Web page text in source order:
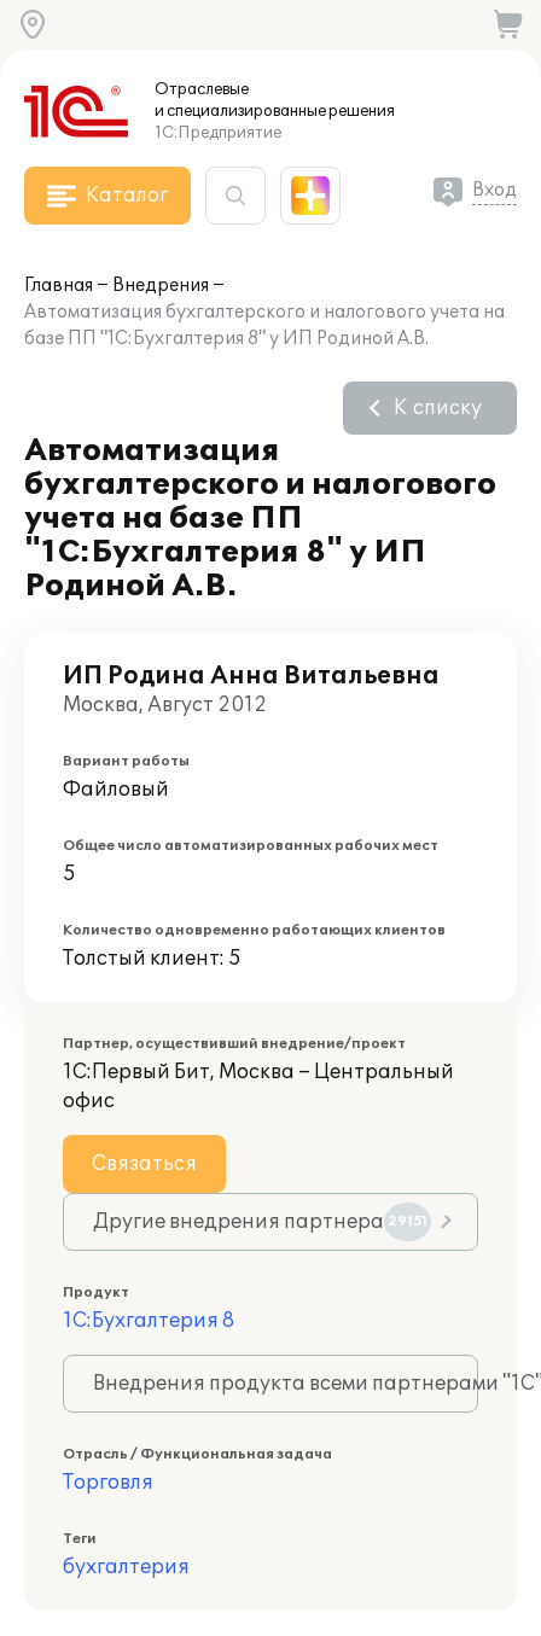
Отраслевые
и специализированныерешения
1С:Предприятие
Каталог Вход
Главная
Внедрения
Автоматизация бухгалтерского и налогового учета на
базе ПП "1С:Бухгалтерия 8" у ИП Родиной А.В.
Автоматизация
бухгалтерского и налогового
учета на базе ПП
"1С:Бухгалтерия 8" у ИП
Родиной А.В.
К списку
ИП Родина Анна Витальевна
Москва, Август 2012
Вариант работы
Файловый
Общее число автоматизированных рабочих мест
5
Количество одновременно работающих клиентов
Толстый клиент: 5
Партнер, осуществивший внедрение/проект
1С:Первый Бит, Москва – Центральный
офис
Связаться
Другие внедрения партнера 29151
Продукт
1С:Бухгалтерия 8
Внедрения продукта всеми партнерами
Отрасль / Функциональная задача
Торговля
Теги
бухгалтерия